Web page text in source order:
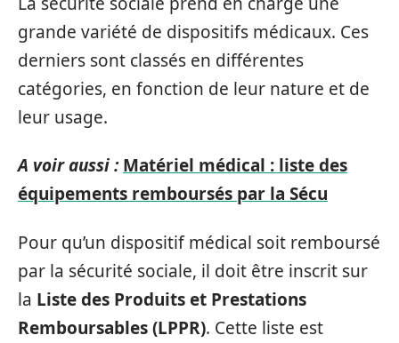
grande variété de dispositifs médicaux. Ces
derniers sont classés en différentes
catégories, en fonction de leur nature et de
leur usage.
A voir aussi : Matériel médical : liste des
équipements remboursés par la Sécu
Pour qu’un dispositif médical soit remboursé
par la sécurité sociale, il doit être inscrit sur
la Liste des Produits et Prestations
Remboursables (LPPR). Cette liste est